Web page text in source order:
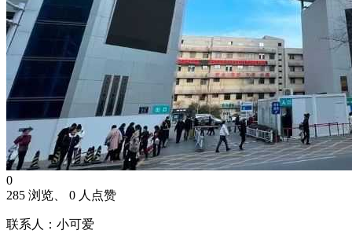
0
285 浏览、 0 人点赞
联系人：小可爱